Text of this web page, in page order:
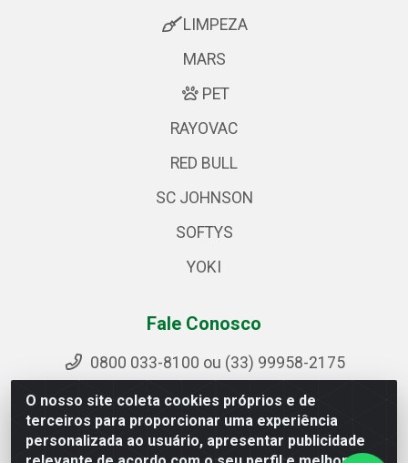
O nosso site coleta cookies próprios e de
terceiros para proporcionar uma experiência
personalizada ao usuário, apresentar publicidade
LIMPEZA
MARS
PET
RAYOVAC
RED BULL
SC JOHNSON
SOFTYS
YOKI
Fale Conosco
0800 033-8100 ou (33) 99958-2175
sac@ipirangamg.com.br
Acompanhe nossas publicações